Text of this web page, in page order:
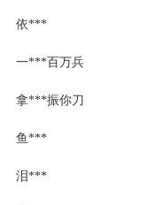
依***
一***百万兵
拿***振你刀
鱼***
泪***